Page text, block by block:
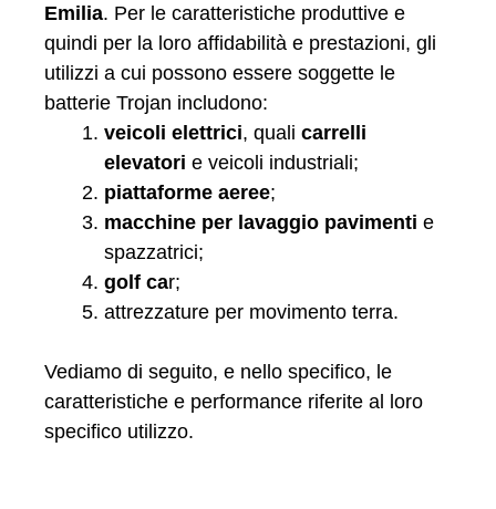
Emilia. Per le caratteristiche produttive e
quindi per la loro affidabilità e prestazioni, gli
utilizzi a cui possono essere soggette le
batterie Trojan includono:
veicoli elettrici, quali carrelli
elevatori e veicoli industriali;
piattaforme aeree;
macchine per lavaggio pavimenti e
spazzatrici;
golf car;
attrezzature per movimento terra.
Vediamo di seguito, e nello specifico, le
caratteristiche e performance riferite al loro
specifico utilizzo.